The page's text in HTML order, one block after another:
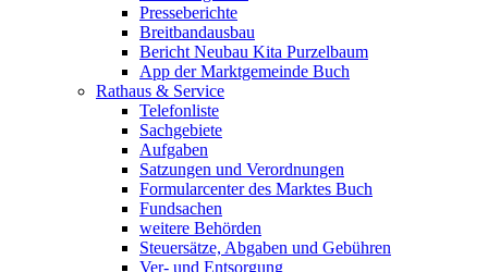
Presseberichte
Breitbandausbau
Bericht Neubau Kita Purzelbaum
App der Marktgemeinde Buch
Rathaus & Service
Telefonliste
Sachgebiete
Aufgaben
Satzungen und Verordnungen
Formularcenter des Marktes Buch
Fundsachen
weitere Behörden
Steuersätze, Abgaben und Gebühren
Ver- und Entsorgung